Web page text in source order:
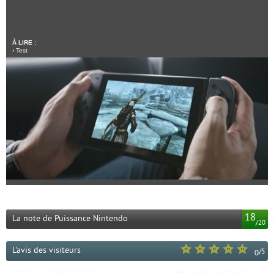
À LIRE :
› Test
18/20
La note de Puissance Nintendo
0/5
L'avis des visiteurs